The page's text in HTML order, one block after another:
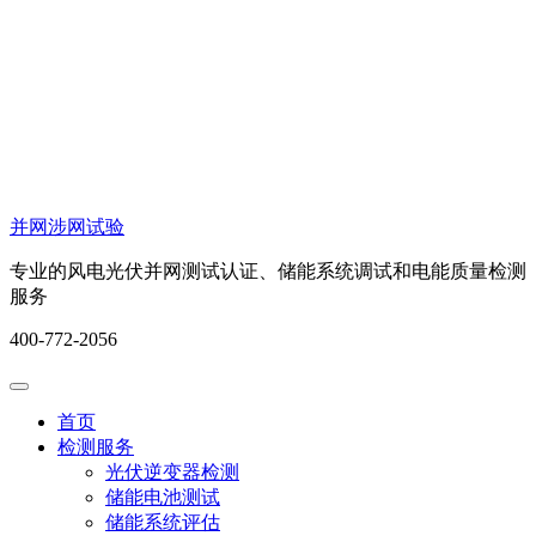
并网涉网试验
专业的风电光伏并网测试认证、储能系统调试和电能质量检测
服务
400-772-2056
首页
检测服务
光伏逆变器检测
储能电池测试
储能系统评估